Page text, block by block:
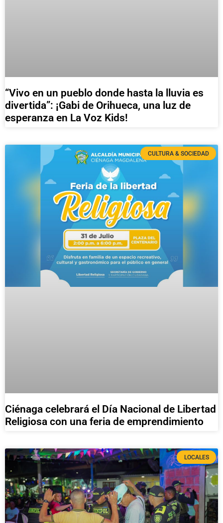
“Vivo en un pueblo donde hasta la lluvia es
divertida”: ¡Gabi de Orihueca, una luz de
esperanza en La Voz Kids!
CULTURA & SOCIEDAD
Ciénaga celebrará el Día Nacional de Libertad
Religiosa con una feria de emprendimiento
LOCALES